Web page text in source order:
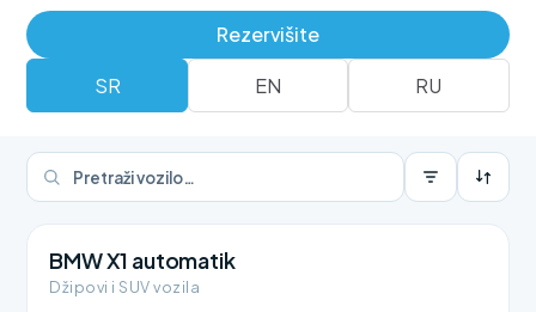
Rezervišite
SR EN RU
Rezerviši Rent a car flota
BMW X1 automatik
Džipovi i SUV vozila